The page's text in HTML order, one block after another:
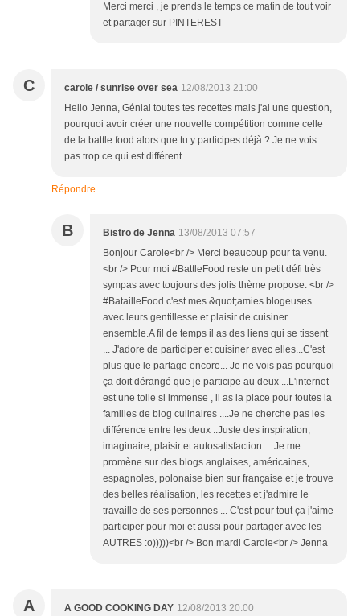
Merci merci , je prends le temps ce matin de tout voir
et partager sur PINTEREST
C carole / sunrise over sea 12/08/2013 21:00
Hello Jenna, Génial toutes tes recettes mais j'ai une question,
pourquoi avoir créer une nouvelle compétition comme celle
de la battle food alors que tu y participes déjà ? Je ne vois
pas trop ce qui est différent.
Répondre
B Bistro de Jenna 13/08/2013 07:57
Bonjour Carole<br /> Merci beaucoup pour ta venu.
<br /> Pour moi #BattleFood reste un petit défi très
sympas avec toujours des jolis thème propose. <br />
#BatailleFood c'est mes &quot;amies blogeuses
avec leurs gentillesse et plaisir de cuisiner
ensemble.A fil de temps il as des liens qui se tissent
... J'adore de participer et cuisiner avec elles...C'est
plus que le partage encore... Je ne vois pas pourquoi
ça doit dérangé que je participe au deux ...L'internet
est une toile si immense , il as la place pour toutes la
familles de blog culinaires ....Je ne cherche pas les
différence entre les deux ..Juste des inspiration,
imaginaire, plaisir et autosatisfaction.... Je me
promène sur des blogs anglaises, américaines,
espagnoles, polonaise bien sur française et je trouve
des belles réalisation, les recettes et j'admire le
travaille de ses personnes ... C'est pour tout ça j'aime
participer pour moi et aussi pour partager avec les
AUTRES :o)))))<br /> Bon mardi Carole<br /> Jenna
A A GOOD COOKING DAY 12/08/2013 20:00